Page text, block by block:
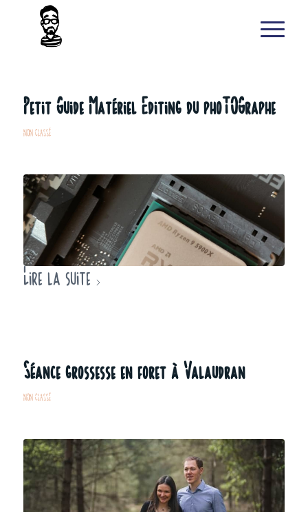
Petit Guide Matériel Editing du phoTOGraphe
NON CLASSÉ
Lire la suite
Séance grossesse en foret à Valaudran
NON CLASSÉ